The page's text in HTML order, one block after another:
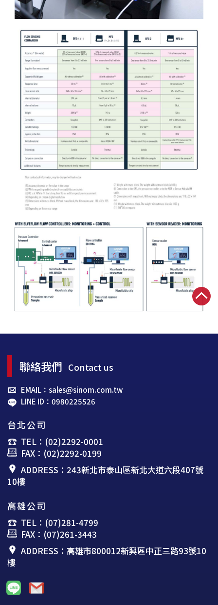
聯絡我們 Contact us
EMAIL：sales@sinom.com.tw
LINE ID：0980225526
台北公司
TEL：(02)2292-0001
FAX：(02)2292-0199
ADDRESS：243新北市泰山區新北大道六段407號
10樓
高雄公司
TEL：(07)281-4799
FAX：(07)261-3443
ADDRESS：高雄市800012新興區中正三路93號10
樓